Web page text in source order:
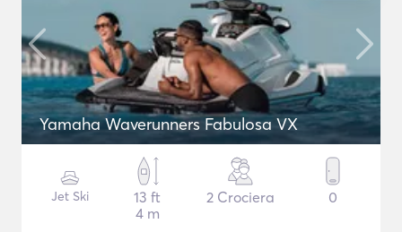
Yamaha Waverunners Fabulosa VX
Jet Ski
13 ft
4 m
2 Crociera 0